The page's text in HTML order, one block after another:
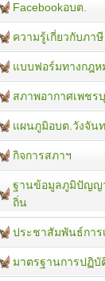
Facebookอบต.
ความรู้เกี่ยวกับภาษี
แบบฟอร์มทางกฎห
สภาพอากาศเพชร
แผนภูมิอบต.วังจัน
กิจการสภาฯ
ฐานข้อมูลภูมิปัญญ
ถิ่น
ประชาสัมพันธ์การ
มาตรฐานการปฏิบั